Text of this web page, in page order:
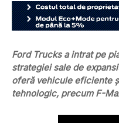
Ford Trucks a intrat pe
strategiei sale de
oferă vehicule eficiente
tehnologic, precum F-